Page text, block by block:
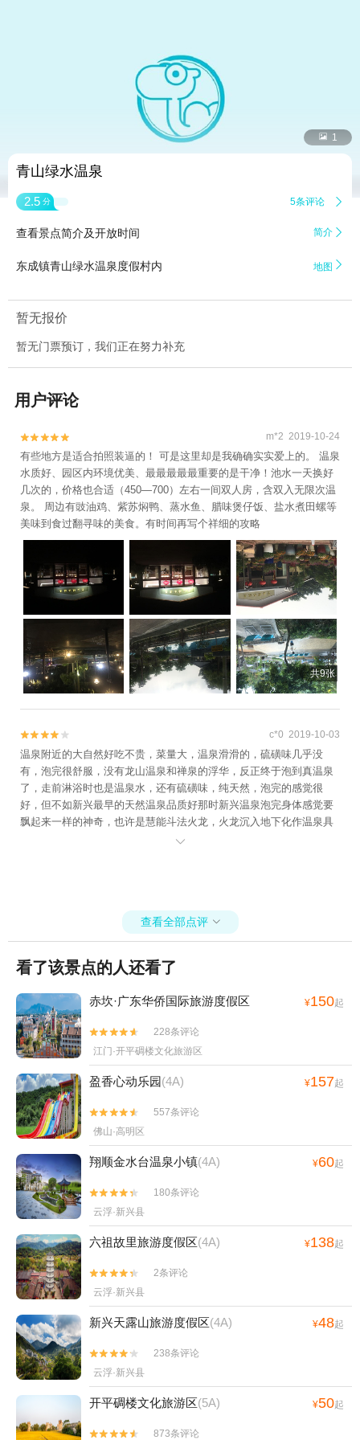
 1
青山绿水温泉
2.5 分 5条评论 
查看景点简介及开放时间 简介 
东成镇青山绿水温泉度假村内 地图 
暂无报价
暂无门票预订，我们正在努力补充
用户评论

 m*2 2019-10-24
有些地方是适合拍照装逼的！ 可是这里却是我确确实实爱上的。 温泉
水质好、园区内环境优美、最最最最最重要的是干净！池水一天换好
几次的，价格也合适（450—700）左右一间双人房，含双入无限次温
泉。 周边有豉油鸡、紫苏焖鸭、蒸水鱼、腊味煲仔饭、盐水煮田螺等
美味到食过翻寻味的美食。有时间再写个祥细的攻略
共9张

 c*0 2019-10-03
温泉附近的大自然好吃不贵，菜量大，温泉滑滑的，硫磺味几乎没
有，泡完很舒服，没有龙山温泉和禅泉的浮华，反正终于泡到真温泉
了，走前淋浴时也是温泉水，还有硫磺味，纯天然，泡完的感觉很
好，但不如新兴最早的天然温泉品质好那时新兴温泉泡完身体感觉要
飘起来一样的神奇，也许是慧能斗法火龙，火龙沉入地下化作温泉具
有慧能和佛法恩泽众生的法力所致，但新兴找不到最早的温泉了，现
会慧能恩泽和佛法恩泽佛恩浩荡，而是为了名利和玩乐，只有当大多
数人重新回归纯净的心灵，升起对慧能的尊敬和敬仰，升起对佛法的
敬仰之心，也许到那时新兴的温泉才能恢复到最开始的神奇的真正温
泉吧！

查看全部点评 
看了该景点的人还看了
赤坎·广东华侨国际旅游度假区 ¥150起


228条评论
江门·开平碉楼文化旅游区
盈香心动乐园(4A) ¥157起


557条评论
佛山·高明区
翔顺金水台温泉小镇(4A) ¥60起


180条评论
云浮·新兴县
六祖故里旅游度假区(4A) ¥138起


2条评论
云浮·新兴县
新兴天露山旅游度假区(4A) ¥48起


238条评论
云浮·新兴县
开平碉楼文化旅游区(5A) ¥50起

 873条评论